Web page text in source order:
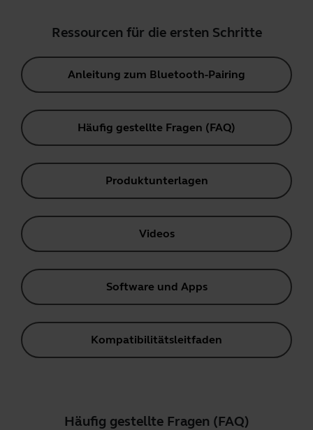
Ressourcen für die ersten Schritte
Anleitung zum Bluetooth-Pairing
Häufig gestellte Fragen (FAQ)
Produktunterlagen
Videos
Software und Apps
Kompatibilitätsleitfaden
Häufig gestellte Fragen (FAQ)